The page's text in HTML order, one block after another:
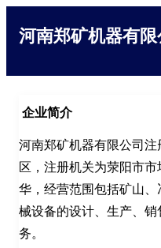
河南郑矿机器有限
企业简介
河南郑矿机器有限公司
区，注册机关为荥阳市
华，经营范围包括矿山
械设备的设计、生产、
务。